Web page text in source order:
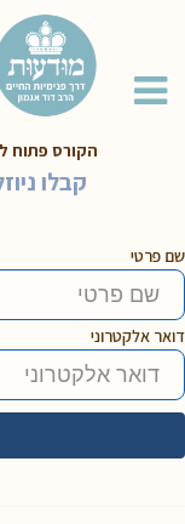
הקורס פתוח
קבלו
שם פרטי
דואר אלקטרוני